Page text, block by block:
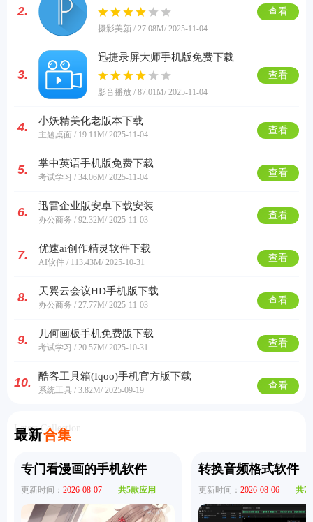
2.
摄影美颜 / 27.08M/ 2025-11-04
查看
3.
迅捷录屏大师手机版免费下载
影音播放 / 87.01M/ 2025-11-04
查看
4. 小妖精美化老版本下载
主题桌面 / 19.11M/ 2025-11-04 查看
5. 掌中英语手机版免费下载
考试学习 / 34.06M/ 2025-11-04 查看
6. 迅雷企业版安卓下载安装
办公商务 / 92.32M/ 2025-11-03 查看
7. 优速ai创作精灵软件下载
AI软件 / 113.43M/ 2025-10-31 查看
8. 天翼云会议HD手机版下载
办公商务 / 27.77M/ 2025-11-03 查看
9. 几何画板手机免费版下载
考试学习 / 20.57M/ 2025-10-31 查看
10. 酷客工具箱(Iqoo)手机官方版下载
系统工具 / 3.82M/ 2025-09-19 查看
最新合集
Latest Collection
专门看漫画的手机软件
更新时间： 2026-08-07 共5款应用
转换音频格式软件
更新时间： 2026-08-06 共7